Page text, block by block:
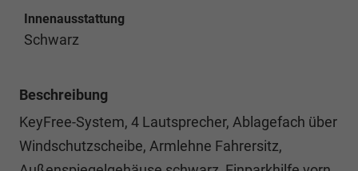
Innenausstattung
Schwarz
Beschreibung
KeyFree-System, 4 Lautsprecher, Ablagefach über
Windschutzscheibe, Armlehne Fahrersitz,